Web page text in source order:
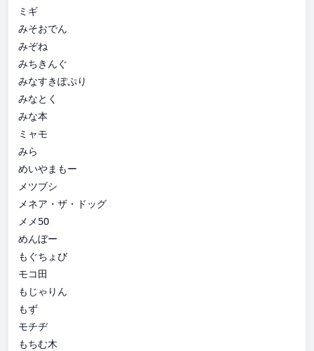
ミギ
みそおでん
みぞね
みちきんぐ
みなすきぽぷり
みなとく
みな本
ミャモ
みら
めいやまもー
メツブシ
メネア・ザ・ドッグ
メメ50
めんぼー
もぐちょび
モコ田
もじゃりん
もず
モチヂ
もちむ木